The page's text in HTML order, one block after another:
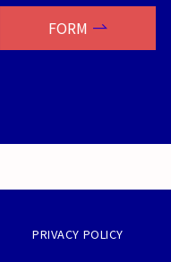
FORM
PRIVACY POLICY